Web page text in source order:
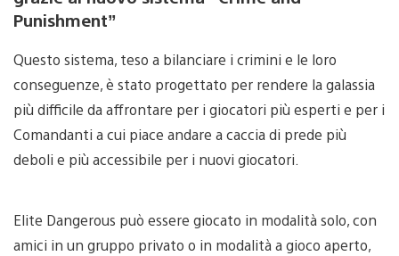
Punishment”
Questo sistema, teso a bilanciare i crimini e le loro
conseguenze, è stato progettato per rendere la galassia
più difficile da affrontare per i giocatori più esperti e per i
Comandanti a cui piace andare a caccia di prede più
deboli e più accessibile per i nuovi giocatori.
Elite Dangerous può essere giocato in modalità solo, con
amici in un gruppo privato o in modalità a gioco aperto,